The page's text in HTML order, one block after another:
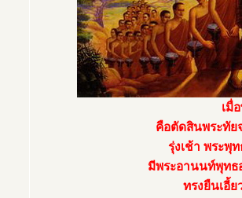
เมื่
คือตัดสินพระทัย
รุ่งเช้า พระพุ
มีพระอานนท์พุทธ
ทรงยืนเอี้